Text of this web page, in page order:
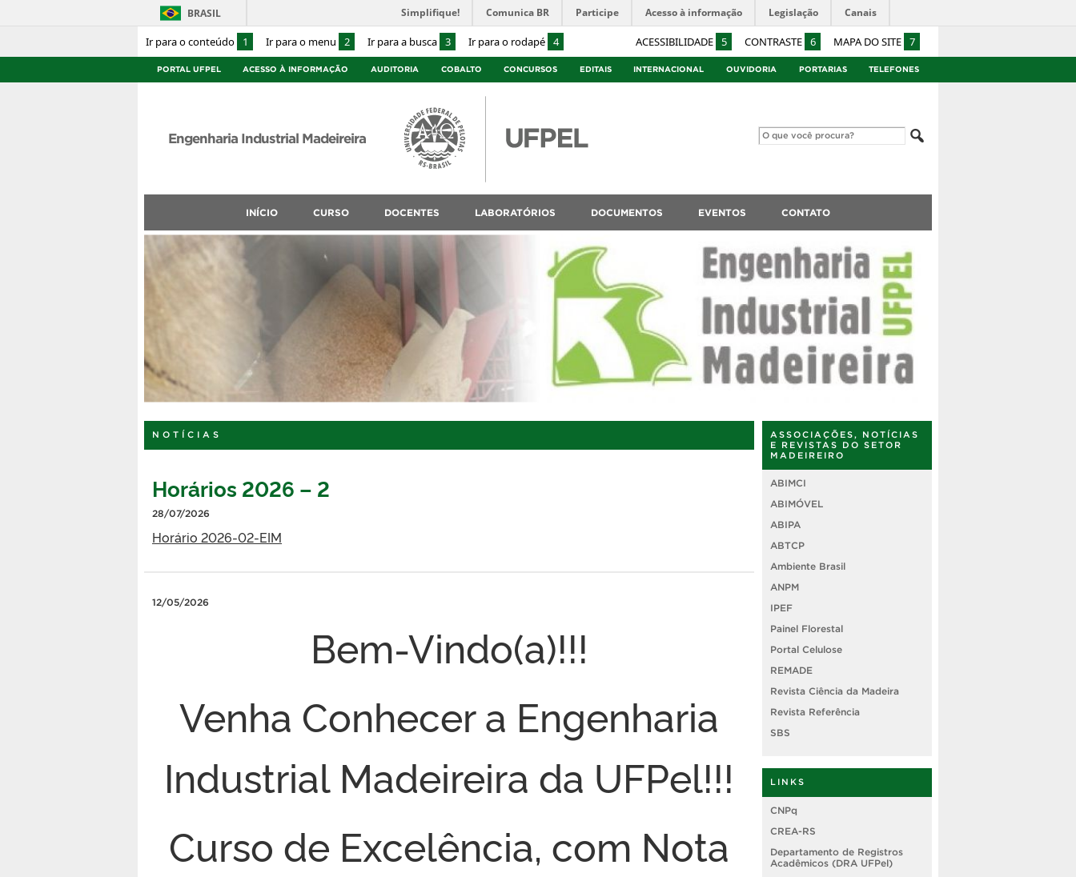
Ir para o conteúdo 1 Ir para o menu 2 Ir para a busca 3 Ir para o rodapé 4 ACESSIBILIDADE 5 CONTRASTE 6 MAPA DO SITE 7
BRASIL Simplifique! Comunica BR Participe Acesso à informação Legislação Canais
PORTAL UFPEL ACESSO À INFORMAÇÃO AUDITORIA COBALTO CONCURSOS EDITAIS INTERNACIONAL OUVIDORIA PORTARIAS TELEFONES
Engenharia Industrial Madeireira
INÍCIO CURSO DOCENTES LABORATÓRIOS DOCUMENTOS EVENTOS CONTATO
NOTÍCIAS
Horários 2026 – 2
28/07/2026
Horário 2026-02-EIM
12/05/2026
Bem-Vindo(a)!!!
Venha Conhecer a Engenharia
Industrial Madeireira da UFPel!!!
Curso de Excelência, com Nota
ASSOCIAÇÕES, NOTÍCIAS
E REVISTAS DO SETOR
MADEIREIRO
ABIMCI
ABIMÓVEL
ABIPA
ABTCP
Ambiente Brasil
ANPM
IPEF
Painel Florestal
Portal Celulose
REMADE
Revista Ciência da Madeira
Revista Referência
SBS
LINKS
CNPq
CREA-RS
Departamento de Registros
Acadêmicos (DRA UFPel)